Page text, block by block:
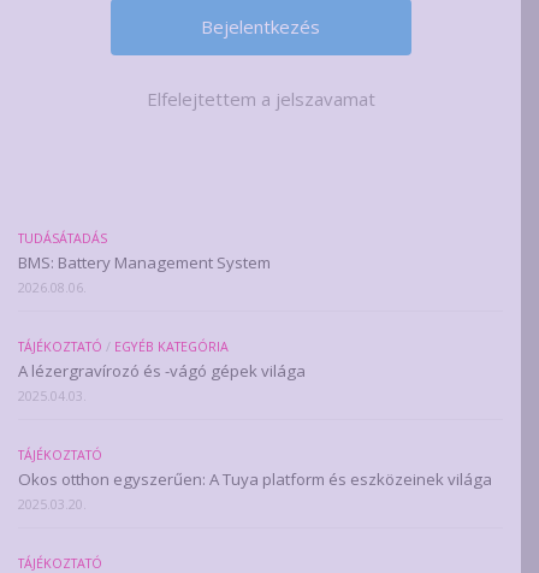
Elfelejtettem a jelszavamat
TUDÁSÁTADÁS
BMS: Battery Management System
2026.08.06.
TÁJÉKOZTATÓ / EGYÉB KATEGÓRIA
A lézergravírozó és -vágó gépek világa
2025.04.03.
TÁJÉKOZTATÓ
Okos otthon egyszerűen: A Tuya platform és eszközeinek világa
2025.03.20.
TÁJÉKOZTATÓ